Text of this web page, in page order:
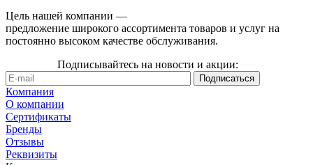
Цель нашей компании —
предложение широкого ассортимента товаров и услуг на
постоянно высоком качестве обслуживания.
Подписывайтесь на новости и акции:
Компания
О компании
Сертификаты
Бренды
Отзывы
Реквизиты